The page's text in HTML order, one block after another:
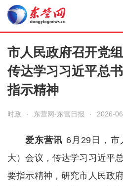
市人民政府召开党
传达学习习近平总
指示精神
时政 · 东营网-东营日报 · 2026-
爱东营讯 6月29日，市
大）会议，传达学习习近平
要指示精神，研究市人民政